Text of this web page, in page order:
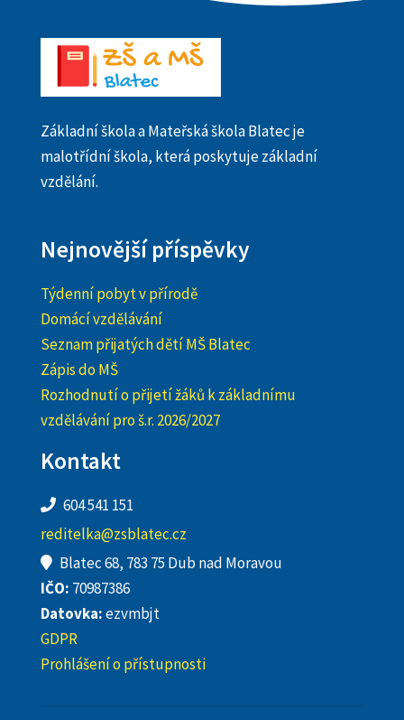
Základní škola a Mateřská škola Blatec je
malotřídní škola, která poskytuje základní
vzdělání.
Nejnovější příspěvky
Týdenní pobyt v přírodě
Domácí vzdělávání
Seznam přijatých dětí MŠ Blatec
Zápis do MŠ
Rozhodnutí o přijetí žáků k základnímu
vzdělávání pro š.r. 2026/2027
Kontakt
604 541 151
reditelka@zsblatec.cz
Blatec 68, 783 75 Dub nad Moravou
IČO: 70987386
Datovka:ezvmbjt
GDPR
Prohlášení o přístupnosti